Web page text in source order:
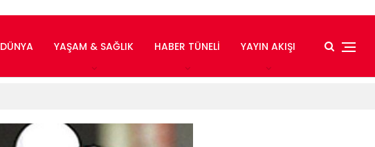
DÜNYA YAŞAM & SAĞLIK HABER TÜNELI YAYIN AKIŞI